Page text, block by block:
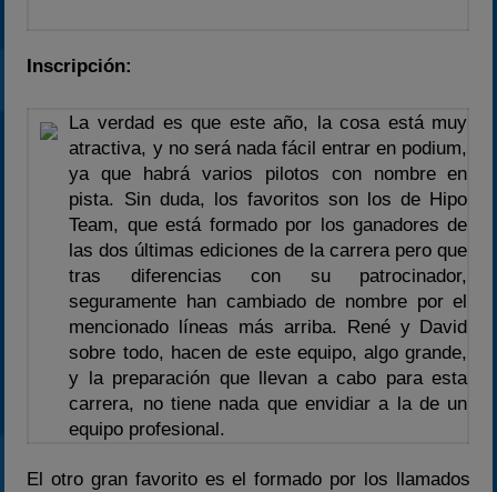
Inscripción:
La verdad es que este año, la cosa está muy
atractiva, y no será nada fácil entrar en podium,
ya que habrá varios pilotos con nombre en
pista. Sin duda, los favoritos son los de Hipo
Team, que está formado por los ganadores de
las dos últimas ediciones de la carrera pero que
tras diferencias con su patrocinador,
seguramente han cambiado de nombre por el
mencionado líneas más arriba. René y David
sobre todo, hacen de este equipo, algo grande,
y la preparación que llevan a cabo para esta
carrera, no tiene nada que envidiar a la de un
equipo profesional.
El otro gran favorito es el formado por los llamados